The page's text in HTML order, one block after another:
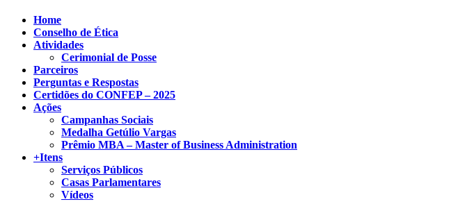
Home
Conselho de Ética
Atividades
Cerimonial de Posse
Parceiros
Perguntas e Respostas
Certidões do CONFEP – 2025
Ações
Campanhas Sociais
Medalha Getúlio Vargas
Prêmio MBA – Master of Business Administration
+Itens
Serviços Públicos
Casas Parlamentares
Vídeos